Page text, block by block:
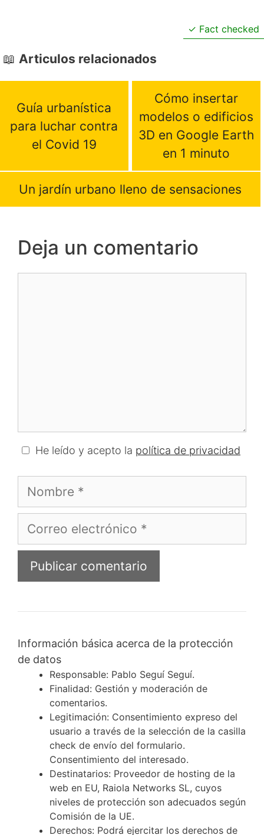
Fact checked
Articulos relacionados
Guía urbanística
para luchar contra
el Covid 19
Cómo insertar
modelos o edificios
3D en Google Earth
en 1 minuto
Un jardín urbano lleno de sensaciones
Deja un comentario
He leído y acepto la política de privacidad
Nombre
Correo
electrónico
Información básica acerca de la protección
de datos
Responsable: Pablo Seguí Seguí.
Finalidad: Gestión y moderación de
comentarios.
Legitimación: Consentimiento expreso del
usuario a través de la selección de la casilla
check de envío del formulario.
Consentimiento del interesado.
Destinatarios: Proveedor de hosting de la
web en EU, Raiola Networks SL, cuyos
niveles de protección son adecuados según
Comisión de la UE.
Derechos: Podrá ejercitar los derechos de